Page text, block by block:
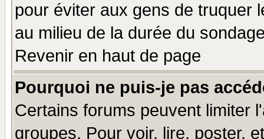
pour éviter aux gens de truquer
au milieu de la durée du
Revenir en haut de page
Pourquoi ne puis-je pas
Certains forums peuvent limiter
groupes. Pour voir, lire, poster,